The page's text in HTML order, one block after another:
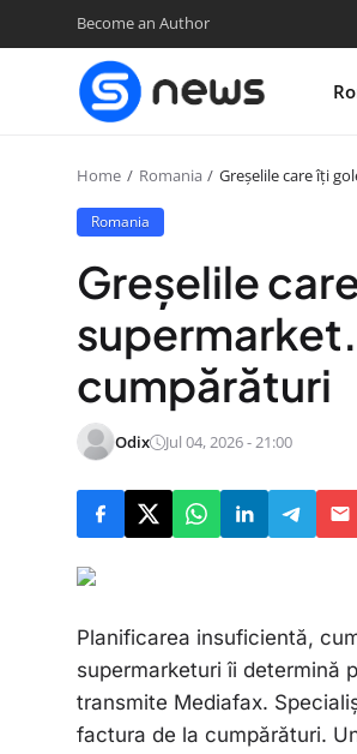
Become an Author
Home Romania Greșelile care îți
Romania
Greșelile
cumpărături
Odix Jul 04, 2026 - 21:00
Planificarea insuficientă,
supermarketuri îi determină
transmite Mediafax.
factura de la cumpărături.